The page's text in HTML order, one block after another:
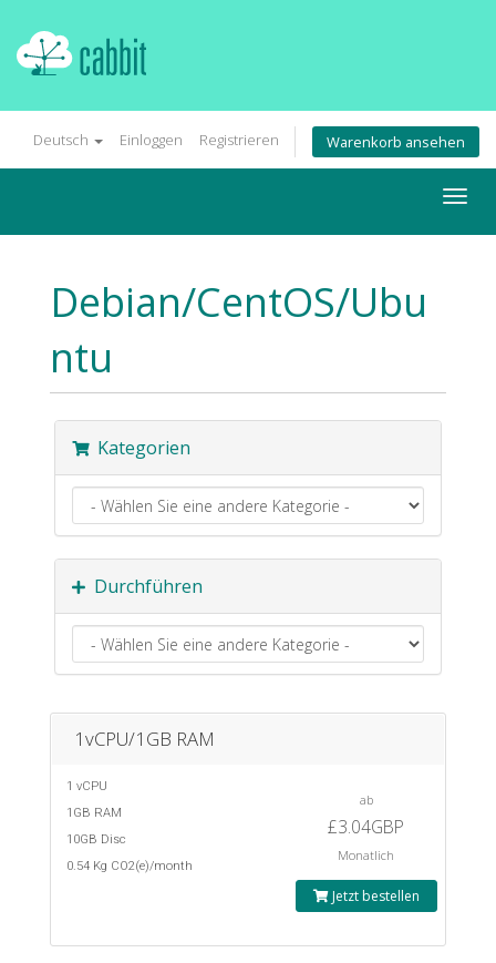
Deutsch Einloggen Registrieren Warenkorb ansehen
Debian/CentOS/Ubu
ntu
Kategorien
Durchführen
1vCPU/1GB RAM
1 vCPU
1GB RAM
10GB Disc
0.54 Kg CO2(e)/month
ab
£3.04GBP
Monatlich
Jetzt bestellen